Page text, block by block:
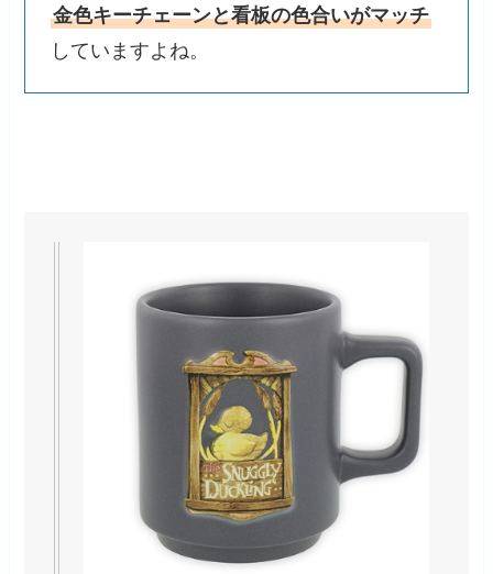
金色キーチェーンと看板の色合いがマッチ
していますよね。